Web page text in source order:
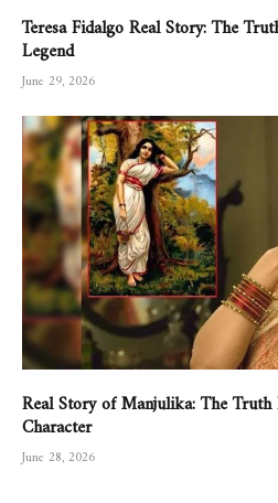
Teresa Fidalgo Real Story: The
Legend
June 29, 2026
Real Story of Manjulika: The
Character
June 28, 2026